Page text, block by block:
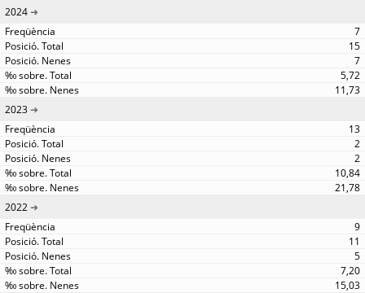
2024
7
15
7
5,72
11,73
2023
13
2
2
10,84
21,78
2022
9
11
5
7,20
15,03